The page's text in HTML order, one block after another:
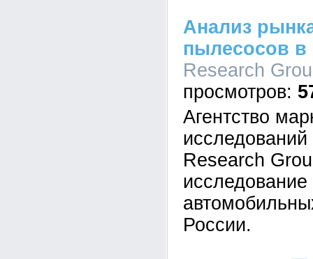
Анализ
пылесосов в
Research
Агентство
Research
России.